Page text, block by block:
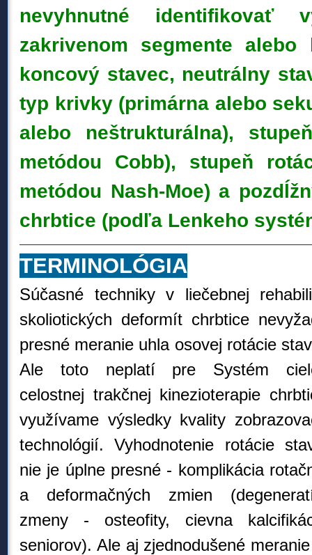
nevyhnutné identifikovať
zakrivenom segmente
koncový stavec, neutrálny
typ krivky (primárna alebo
alebo neštrukturálna),
metódou Cobb), stupeň
metódou Nash-Moe) a
chrbtice (podľa Lenkeho
TERMINOLÓGIA
Súčasné techniky v liečebnej
skoliotických deformít chrbtice
presné meranie uhla osovej rotácie
Ale toto neplatí pre Systém
celostnej trakčnej kinezioterapie
využívame výsledky kvality
technológií. Vyhodnotenie rotácie
nie je úplne presné - komplikácia
a deformačných zmien
zmeny - osteofity, cievna
seniorov). Ale aj zjednodušené